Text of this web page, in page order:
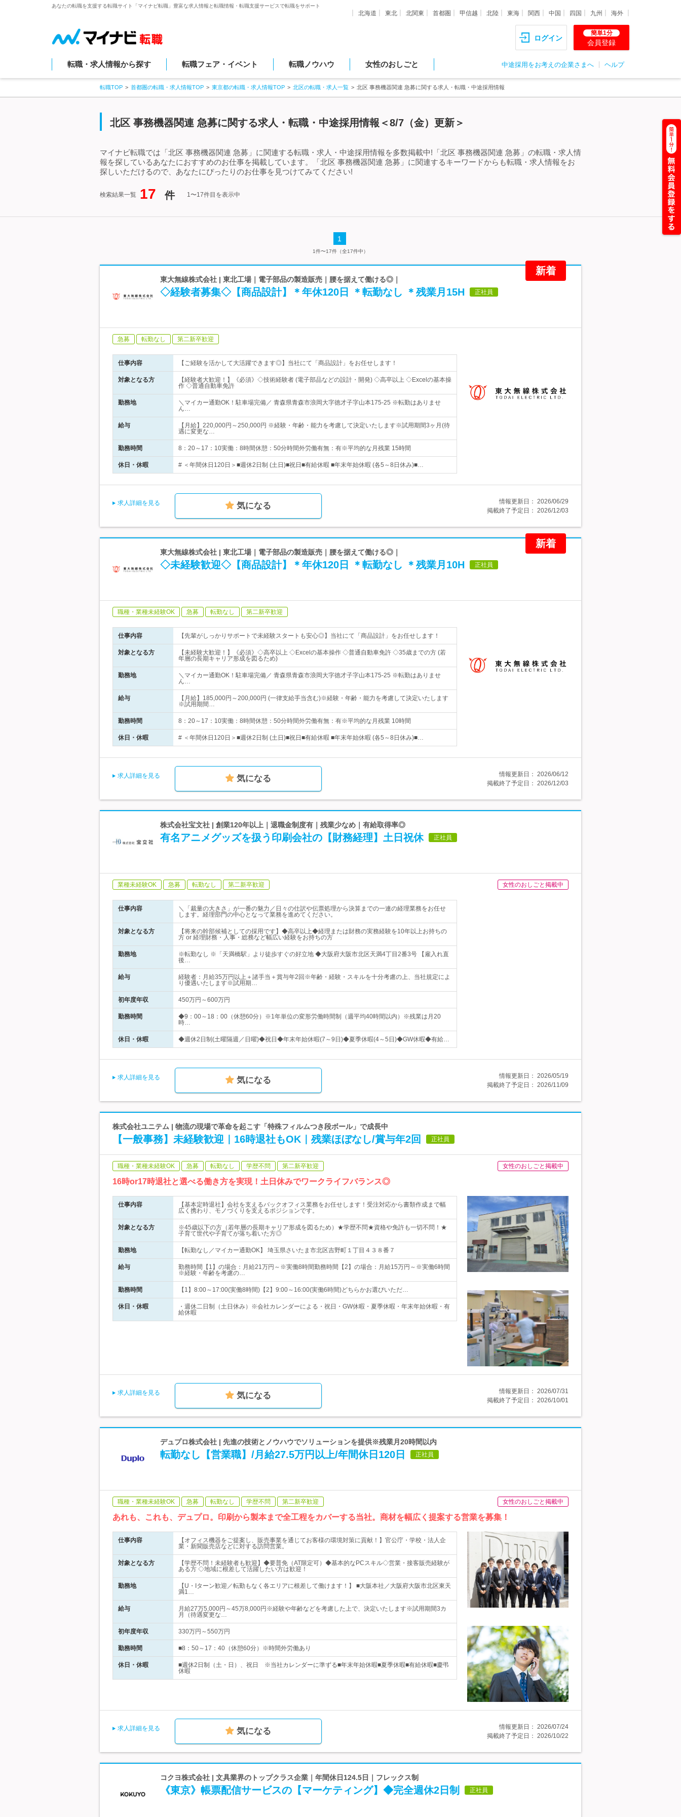
あなたの転職を支援する転職サイト「マイナビ転職」豊富な求人情報と転職情報・転職支援サービスで転職をサポート
北海道 東北 北関東 首都圏 甲信越 北陸 東海 関西 中国 四国 九州 海外
ログイン
簡単1分
会員登録
転職・求人情報から探す 転職フェア・イベント 転職ノウハウ 女性のおしごと 中途採用をお考えの企業さまへ ヘルプ
転職TOP 首都圏の転職・求人情報TOP 東京都の転職・求人情報TOP 北区の転職・求人一覧 北区 事務機器関連 急募に関する求人・転職・中途採用情報
北区 事務機器関連 急募に関する求人・転職・中途採用情報＜8/7（金）更新＞
マイナビ転職では「北区 事務機器関連 急募」に関連する転職・求人・中途採用情報を多数掲載中!「北区 事務機器関連 急募」の転職・求人情
報を探しているあなたにおすすめのお仕事を掲載しています。「北区 事務機器関連 急募」に関連するキーワードからも転職・求人情報をお
探しいただけるので、あなたにぴったりのお仕事を見つけてみてください!
検索結果一覧 17 件 1〜17件目を表示中
1
1件〜17件（全17件中）
新着
東大無線株式会社 | 東北工場｜電子部品の製造販売｜腰を据えて働ける◎｜
◇経験者募集◇【商品設計】＊年休120日 ＊転勤なし ＊残業月15H 正社員
急募 転勤なし 第二新卒歓迎
仕事内容 【ご経験を活かして大活躍できます◎】当社にて「商品設計」をお任せします！
対象となる方
【経験者大歓迎！】《必須》◇技術経験者 (電子部品などの設計・開発) ◇高卒以上 ◇Excelの基本操
作 ◇普通自動車免許
勤務地
＼マイカー通勤OK！駐車場完備／ 青森県青森市浪岡大字徳才子字山本175-25 ※転勤はありませ
ん…
給与
【月給】220,000円～250,000円 ※経験・年齢・能力を考慮して決定いたします※試用期間3ヶ月(待
遇に変更な…
勤務時間 8：20～17：10実働：8時間休憩：50分時間外労働有無：有※平均的な月残業 15時間
休日・休暇 # ＜年間休日120日＞■週休2日制 (土日)■祝日■有給休暇 ■年末年始休暇 (各5～8日休み)■…
求人詳細を見る 気になる 情報更新日： 2026/06/29
掲載終了予定日： 2026/12/03
新着
東大無線株式会社 | 東北工場｜電子部品の製造販売｜腰を据えて働ける◎｜
◇未経験歓迎◇【商品設計】＊年休120日 ＊転勤なし ＊残業月10H 正社員
職種・業種未経験OK 急募 転勤なし 第二新卒歓迎
仕事内容 【先輩がしっかりサポートで未経験スタートも安心◎】当社にて「商品設計」をお任せします！
対象となる方
【未経験大歓迎！】《必須》◇高卒以上 ◇Excelの基本操作 ◇普通自動車免許 ◇35歳までの方 (若
年層の長期キャリア形成を図るため)
勤務地
＼マイカー通勤OK！駐車場完備／ 青森県青森市浪岡大字徳才子字山本175-25 ※転勤はありませ
ん…
給与
【月給】185,000円～200,000円 (一律支給手当含む)※経験・年齢・能力を考慮して決定いたします
※試用期間…
勤務時間 8：20～17：10実働：8時間休憩：50分時間外労働有無：有※平均的な月残業 10時間
休日・休暇 # ＜年間休日120日＞■週休2日制 (土日)■祝日■有給休暇 ■年末年始休暇 (各5～8日休み)■…
求人詳細を見る 気になる 情報更新日： 2026/06/12
掲載終了予定日： 2026/12/03
株式会社宝文社 | 創業120年以上｜退職金制度有｜残業少なめ｜有給取得率◎
有名アニメグッズを扱う印刷会社の【財務経理】土日祝休 正社員
業種未経験OK 急募 転勤なし 第二新卒歓迎 女性のおしごと掲載中
仕事内容
＼「裁量の大きさ」が一番の魅力／日々の仕訳や伝票処理から決算までの一連の経理業務をお任せ
します。経理部門の中心となって業務を進めてください。
対象となる方
【将来の幹部候補としての採用です】◆高卒以上◆経理または財務の実務経験を10年以上お持ちの
方 or 経理財務・人事・総務など幅広い経験をお持ちの方
勤務地
※転勤なし ※「天満橋駅」より徒歩すぐの好立地 ◆大阪府大阪市北区天満4丁目2番3号 【雇入れ直
後…
給与
経験者：月給35万円以上＋諸手当＋賞与年2回※年齢・経験・スキルを十分考慮の上、当社規定によ
り優遇いたします※試用期…
初年度年収 450万円～600万円
勤務時間
◆9：00～18：00（休憩60分）※1年単位の変形労働時間制（週平均40時間以内）※残業は月20
時…
休日・休暇 ◆週休2日制(土曜隔週／日曜)◆祝日◆年末年始休暇(7～9日)◆夏季休暇(4～5日)◆GW休暇◆有給…
求人詳細を見る 気になる 情報更新日： 2026/05/19
掲載終了予定日： 2026/11/09
株式会社ユニテム | 物流の現場で革命を起こす「特殊フィルムつき段ボール」で成長中
【一般事務】未経験歓迎｜16時退社もOK｜残業ほぼなし/賞与年2回 正社員
職種・業種未経験OK 急募 転勤なし 学歴不問 第二新卒歓迎 女性のおしごと掲載中
16時or17時退社と選べる働き方を実現！土日休みでワークライフバランス◎
仕事内容
【基本定時退社】会社を支えるバックオフィス業務をお任せします！受注対応から書類作成まで幅
広く携わり、モノづくりを支えるポジションです。
対象となる方
※45歳以下の方（若年層の長期キャリア形成を図るため）★学歴不問★資格や免許も一切不問！★
子育て世代や子育てが落ち着いた方◎
勤務地 【転勤なし／マイカー通勤OK】 埼玉県さいたま市北区吉野町１丁目４３８番７
給与
勤務時間【1】の場合：月給21万円～※実働8時間勤務時間【2】の場合：月給15万円～※実働6時間
※経験・年齢を考慮の…
勤務時間 【1】8:00～17:00(実働8時間)【2】9:00～16:00(実働6時間)どちらかお選びいただ…
休日・休暇
・週休二日制（土日休み）※会社カレンダーによる・祝日・GW休暇・夏季休暇・年末年始休暇・有
給休暇
求人詳細を見る 気になる 情報更新日： 2026/07/31
掲載終了予定日： 2026/10/01
デュプロ株式会社 | 先進の技術とノウハウでソリューションを提供※残業月20時間以内
転勤なし【営業職】/月給27.5万円以上/年間休日120日 正社員
職種・業種未経験OK 急募 転勤なし 学歴不問 第二新卒歓迎 女性のおしごと掲載中
あれも、これも、デュプロ。印刷から製本まで全工程をカバーする当社。商材を幅広く提案する営業を募集！
仕事内容
【オフィス機器をご提案し、販売事業を通じてお客様の環境対策に貢献！】官公庁・学校・法人企
業・新聞販売店などに対する訪問営業。
対象となる方
【学歴不問！未経験者も歓迎】◆要普免（AT限定可）◆基本的なPCスキル◇営業・接客販売経験が
ある方 ◇地域に根差して活躍したい方は歓迎！
勤務地
【U・Iターン歓迎／転勤もなく各エリアに根差して働けます！】 ■大阪本社／大阪府大阪市北区東天
満1…
給与
月給27万5,000円～45万8,000円※経験や年齢などを考慮した上で、決定いたします※試用期間3カ
月（待遇変更な…
初年度年収 330万円～550万円
勤務時間 ■8：50～17：40（休憩60分）※時間外労働あり
休日・休暇
■週休2日制（土・日）、祝日 ※当社カレンダーに準ずる■年末年始休暇■夏季休暇■有給休暇■慶弔
休暇
求人詳細を見る 気になる 情報更新日： 2026/07/24
掲載終了予定日： 2026/10/22
コクヨ株式会社 | 文具業界のトップクラス企業｜年間休日124.5日｜フレックス制
《東京》帳票配信サービスの【マーケティング】◆完全週休2日制 正社員